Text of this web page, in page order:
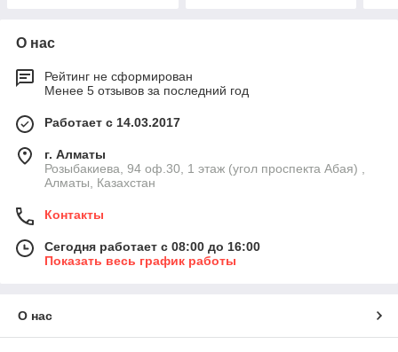
О нас
Рейтинг не сформирован
Менее 5 отзывов за последний год
Работает с 14.03.2017
г. Алматы
Розыбакиева, 94 оф.30, 1 этаж (угол проспекта Абая) ,
Алматы, Казахстан
Контакты
Сегодня работает с 08:00 до 16:00
Показать весь график работы
О нас